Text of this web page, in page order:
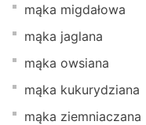
mąka migdałowa
mąka jaglana
mąka owsiana
mąka kukurydziana
mąka ziemniaczana